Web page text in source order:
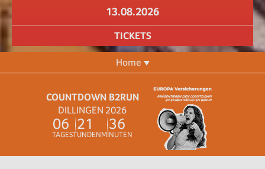
13.08.2026
TICKETS
Home
COUNTDOWN B2RUN
DILLINGEN 2026
06
TAGE
21
STUNDEN
36
MINUTEN